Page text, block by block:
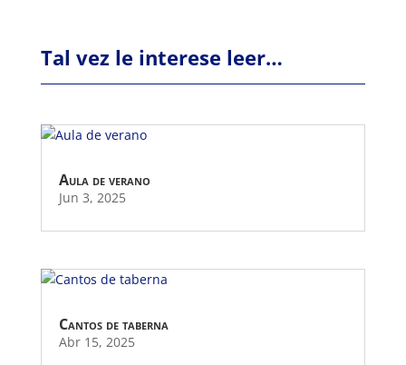
Tal vez le interese leer…
Aula de verano
Jun 3, 2025
Cantos de taberna
Abr 15, 2025